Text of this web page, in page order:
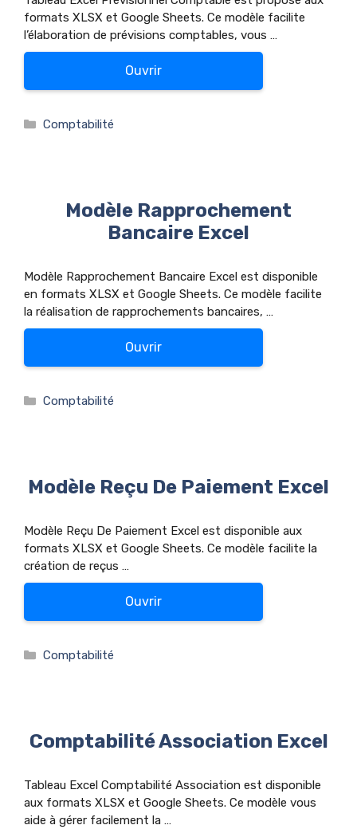
formats XLSX et Google Sheets. Ce modèle facilite
l’élaboration de prévisions comptables, vous …
Ouvrir
Catégories
Comptabilité
Modèle Rapprochement
Bancaire Excel
Modèle Rapprochement Bancaire Excel est disponible
en formats XLSX et Google Sheets. Ce modèle facilite
la réalisation de rapprochements bancaires, …
Ouvrir
Catégories
Comptabilité
Modèle Reçu De Paiement Excel
Modèle Reçu De Paiement Excel est disponible aux
formats XLSX et Google Sheets. Ce modèle facilite la
création de reçus …
Ouvrir
Catégories
Comptabilité
Comptabilité Association Excel
Tableau Excel Comptabilité Association est disponible
aux formats XLSX et Google Sheets. Ce modèle vous
aide à gérer facilement la …